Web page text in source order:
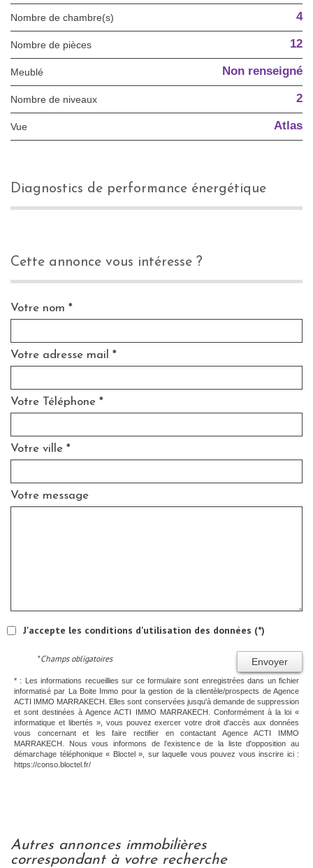
Nombre de chambre(s) 4
Nombre de pièces 12
Meublé Non renseigné
Nombre de niveaux 2
Vue Atlas
diagnostics de performance énergétique
cette annonce vous intéresse ?
Votre nom *
Votre adresse mail *
Votre Téléphone *
Votre ville *
Votre message
J'accepte les conditions d'utilisation des données (*)
Envoyer
* Champs obligatoires
* : Les informations recueillies sur ce formulaire sont enregistrées dans un fichier
informatisé par La Boite Immo pour la gestion de la clientèle/prospects de Agence
ACTI IMMO MARRAKECH. Elles sont conservées jusqu'à demande de suppression
et sont destinées à Agence ACTI IMMO MARRAKECH. Conformément à la loi «
informatique et libertés », vous pouvez exercer votre droit d'accès aux données
vous concernant et les faire rectifier en contactant Agence ACTI IMMO
MARRAKECH. Nous vous informons de l’existence de la liste d'opposition au
démarchage téléphonique « Bloctel », sur laquelle vous pouvez vous inscrire ici :
https://conso.bloctel.fr/
autres annonces immobilières
correspondant à votre recherche